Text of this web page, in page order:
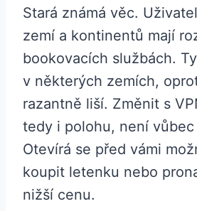
Stará známá věc.
zemí a kontinentů mají
bookovacích službách.
v některých zemích,
razantně liší. Změnit s
tedy i polohu, není
Otevírá se před vámi
koupit letenku nebo
nižší cenu.